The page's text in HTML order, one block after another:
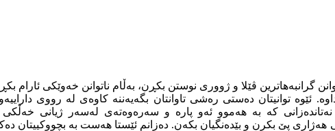
گرانبەهاترین ڤێلا و ژووری نوستن بکڕن، بەڵام ناتوانن خەوێکی ئارام
ئێوە توانیتان دەستی رەشی تاوانتان بگەیەننە کاوەی لە رووی
کە بە هەموو ئەو پارە و سەرەوەتەی لەسەر ژیانی خەڵکی
هەژاری پێ بکرن و بێدەنگیان بکەن. دەزانم ئێستا هەست بە بچووکییتان